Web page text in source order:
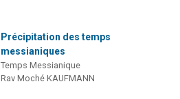
Précipitation des temps
messianiques
Temps Messianique
Rav Moché KAUFMANN